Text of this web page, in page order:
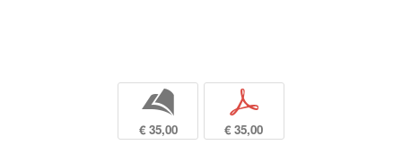
b
€ 35,00
p
€ 35,00